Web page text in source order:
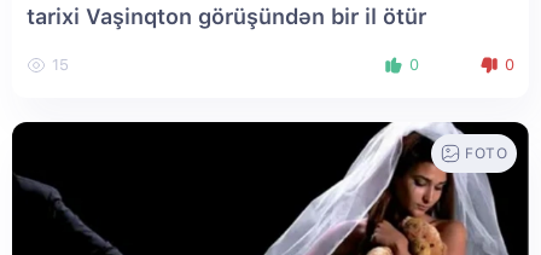
tarixi Vaşinqton görüşündən bir il ötür
15 0 0
FOTO